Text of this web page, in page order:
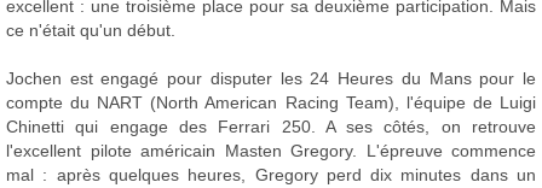
excellent : une troisième place pour sa deuxième participation. Mais
ce n'était qu'un début.
Jochen est engagé pour disputer les 24 Heures du Mans pour le
compte du NART (North American Racing Team), l'équipe de Luigi
Chinetti qui engage des Ferrari 250. A ses côtés, on retrouve
l'excellent pilote américain Masten Gregory. L'épreuve commence
mal : après quelques heures, Gregory perd dix minutes dans un